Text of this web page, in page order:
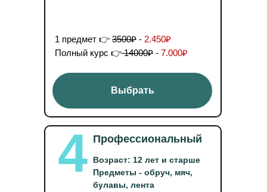
4 Профессиональный
Возраст: 12 лет и старше
Предметы - обруч, мяч,
булавы, лента
Выбрать
1 предмет 👉 3500₽ - 2.450₽
Полный курс 👉14000₽ - 7.000₽